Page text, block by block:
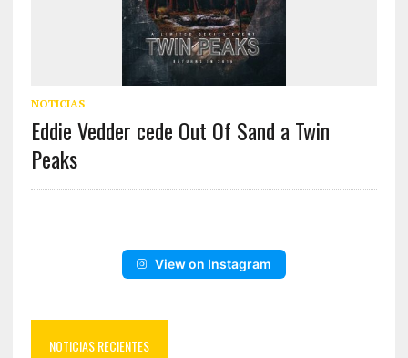
NOTICIAS
Eddie Vedder cede Out Of Sand a Twin
Peaks
View on Instagram
NOTICIAS RECIENTES